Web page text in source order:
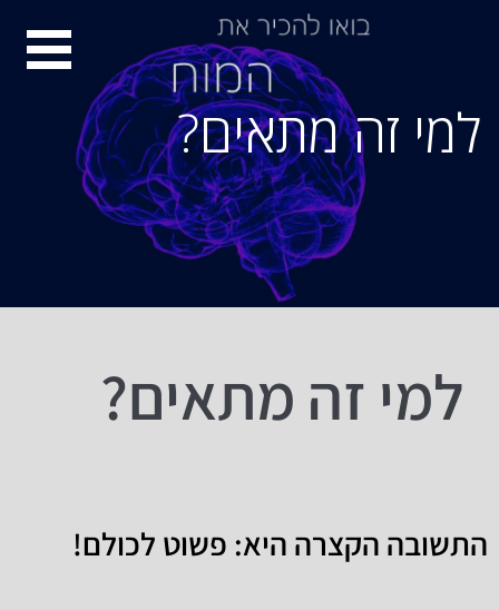
למי זה מתאים?
למי זה מתאים?
התשובה הקצרה היא: פשוט לכולם!